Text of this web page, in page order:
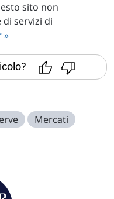
sito non
servizi di
»
Mercati